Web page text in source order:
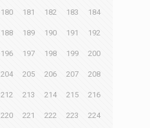
180 181 182 183 184
188 189 190 191 192
196 197 198 199 200
204 205 206 207 208
212 213 214 215 216
220 221 222 223 224